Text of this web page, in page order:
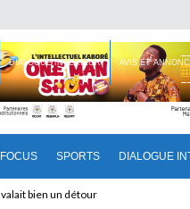
FOCUS SPORTS DIALOGUE
DIALOGUE INTERIEUR AVIS ET
partir !